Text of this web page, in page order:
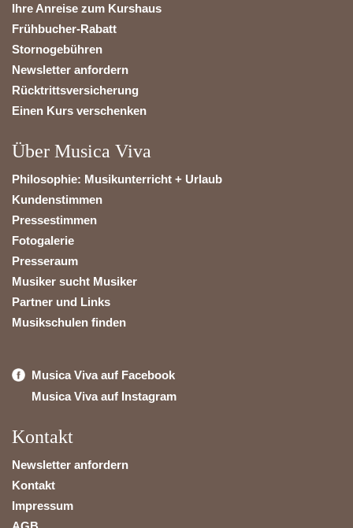
Ihre Anreise zum Kurshaus
Frühbucher-Rabatt
Stornogebühren
Newsletter anfordern
Rücktrittsversicherung
Einen Kurs verschenken
Über Musica Viva
Philosophie: Musikunterricht + Urlaub
Kundenstimmen
Pressestimmen
Fotogalerie
Presseraum
Musiker sucht Musiker
Partner und Links
Musikschulen finden
Musica Viva auf Facebook
Musica Viva auf Instagram
Kontakt
Newsletter anfordern
Kontakt
Impressum